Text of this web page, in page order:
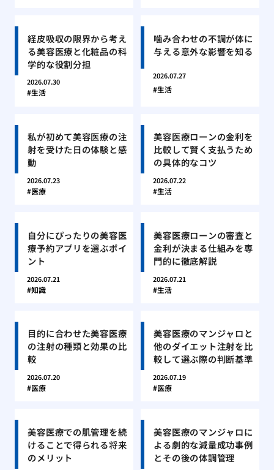
経皮吸収の限界から考え
る美容医療と化粧品の科
学的な役割分担
2026.07.30
生活
噛み合わせの不調が体に
与える意外な影響を知る
2026.07.27
生活
私が初めて美容医療の注
射を受けた日の体験と感
動
2026.07.23
医療
美容医療ローンの金利を
比較して賢く支払うため
の具体的なコツ
2026.07.22
生活
自分にぴったりの美容医
療予約アプリを選ぶポイ
ント
2026.07.21
知識
美容医療ローンの審査と
金利が決まる仕組みを専
門的に徹底解説
2026.07.21
生活
目的に合わせた美容医療
の注射の種類と効果の比
較
2026.07.20
医療
美容医療のマンジャロと
他のダイエット注射を比
較して選ぶ際の判断基準
2026.07.19
医療
美容医療での肌管理を続
けることで得られる将来
のメリット
美容医療のマンジャロに
よる劇的な減量成功事例
とその後の体調管理